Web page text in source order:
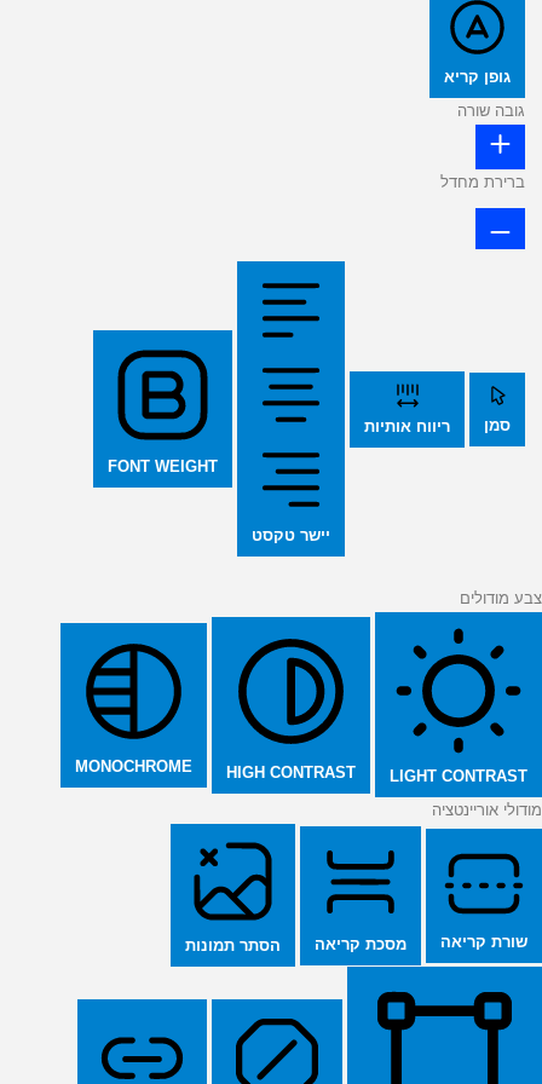
גופן קריא
גובה שורה
ברירת מחדל
סמן ריווח אותיות
יישר טקסט
FONT WEIGHT
צבע מודולים
LIGHT CONTRAST
HIGH CONTRAST
MONOCHROME
מודולי אוריינטציה
שורת קריאה מסכת קריאה הסתר תמונות